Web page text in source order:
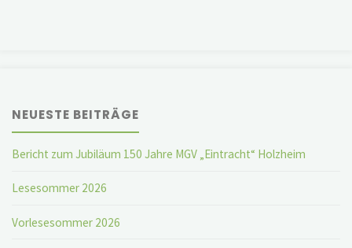
NEUESTE BEITRÄGE
Bericht zum Jubiläum 150 Jahre MGV „Eintracht“ Holzheim
Lesesommer 2026
Vorlesesommer 2026